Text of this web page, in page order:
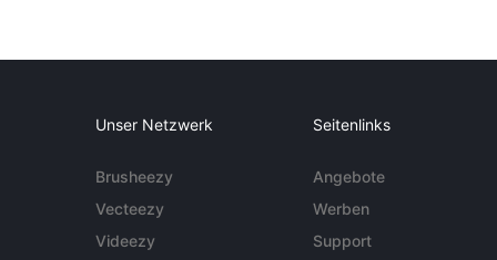
Unser Netzwerk
Brusheezy
Vecteezy
Videezy
Seitenlinks
Angebote
Werben
Support